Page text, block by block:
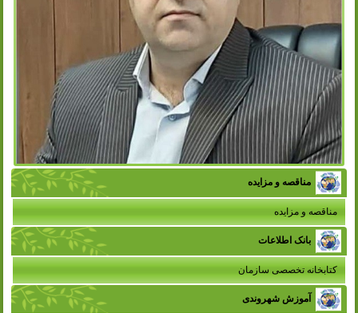
مناقصه و مزایده
مناقصه و مزایده
بانک اطلاعات
کتابخانه تخصصی سازمان
آموزش شهروندی